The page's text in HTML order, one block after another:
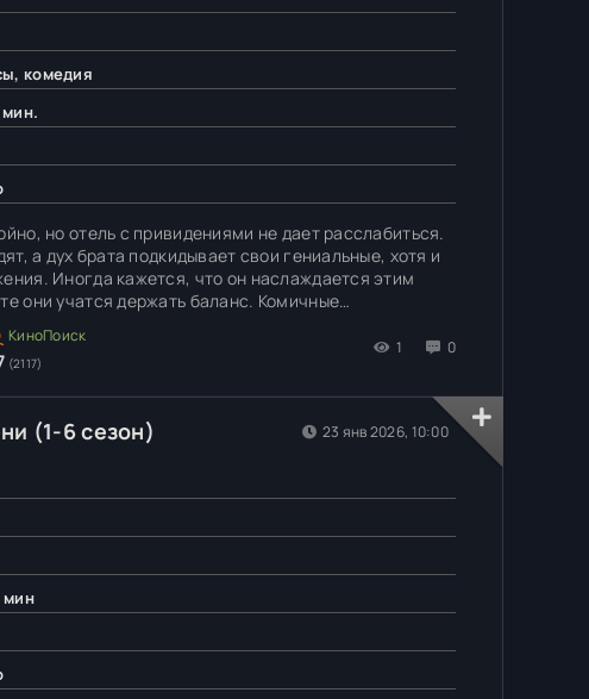
комедия
но отель с привидениями не дает расслабиться.
а дух брата подкидывает свои гениальные, хотя и
Иногда кажется, что он наслаждается этим
они учатся держать баланс. Комичные
часто, но именно они создают ту особую атмосферу,
(2117)
1 0
(1-6 сезон)
мин
23 янв 2026, 10:00